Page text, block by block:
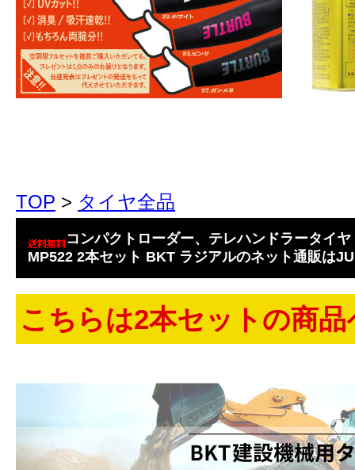
TOP > タイヤ全品
コンパクトローダー、テレハンドラータイ
MP522 2本セット BKT ラジアルのネット通販は
こちらは2本セットの商